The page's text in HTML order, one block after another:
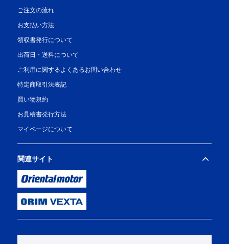
ご注文の流れ
お支払い方法
領収書発行について
出荷日・送料について
ご利用に関するよくあるお問い合わせ
特定商取引法表記
買い物規約
お見積書発行方法
マイページについて
関連サイト